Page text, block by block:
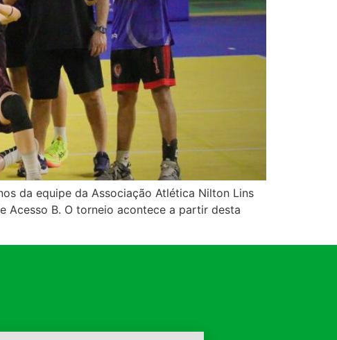
da equipe da Associação Atlética Nilton Lins
Acesso B. O torneio acontece a partir desta